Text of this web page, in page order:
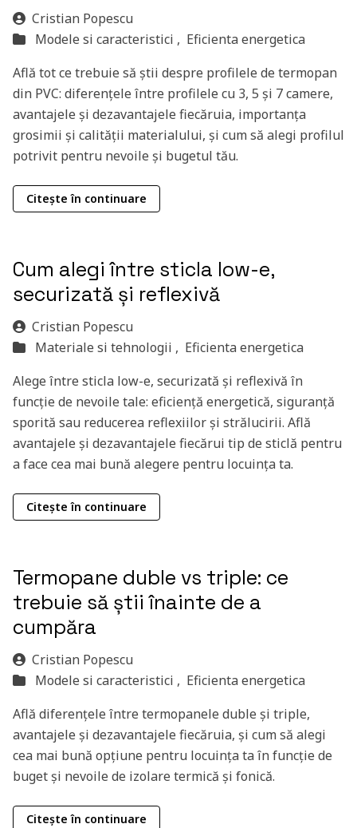
Cristian Popescu
Modele si caracteristici , Eficienta energetica
Află tot ce trebuie să știi despre profilele de termopan
din PVC: diferențele între profilele cu 3, 5 și 7 camere,
avantajele și dezavantajele fiecăruia, importanța
grosimii și calității materialului, și cum să alegi profilul
potrivit pentru nevoile și bugetul tău.
Citește în continuare
Cum alegi între sticla low-e,
securizată și reflexivă
Cristian Popescu
Materiale si tehnologii , Eficienta energetica
Alege între sticla low-e, securizată și reflexivă în
funcție de nevoile tale: eficiență energetică, siguranță
sporită sau reducerea reflexiilor și strălucirii. Află
avantajele și dezavantajele fiecărui tip de sticlă pentru
a face cea mai bună alegere pentru locuința ta.
Citește în continuare
Termopane duble vs triple: ce
trebuie să știi înainte de a
cumpăra
Cristian Popescu
Modele si caracteristici , Eficienta energetica
Află diferențele între termopanele duble și triple,
avantajele și dezavantajele fiecăruia, și cum să alegi
cea mai bună opțiune pentru locuința ta în funcție de
buget și nevoile de izolare termică și fonică.
Citește în continuare